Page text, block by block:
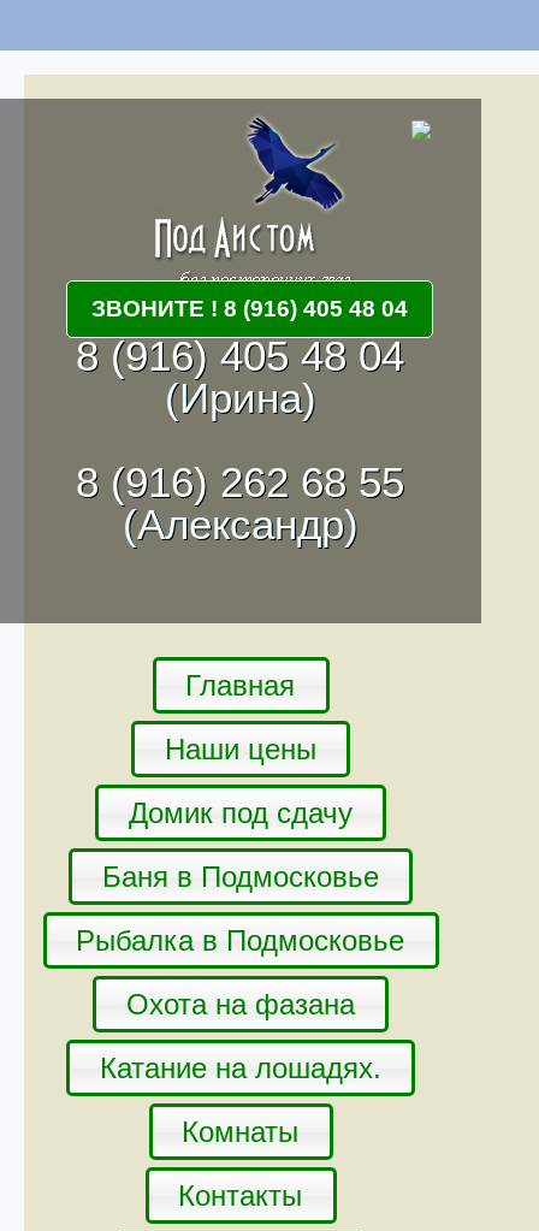
8 (916) 405 48 04
(Ирина)
8 (916) 262 68 55
(Александр)
Главная
Наши цены
Домик под сдачу
Баня в Подмосковье
Рыбалка в Подмосковье
Охота на фазана
Катание на лошадях.
Комнаты
Контакты
ЗВОНИТЕ ! 8 (916) 405 48 04